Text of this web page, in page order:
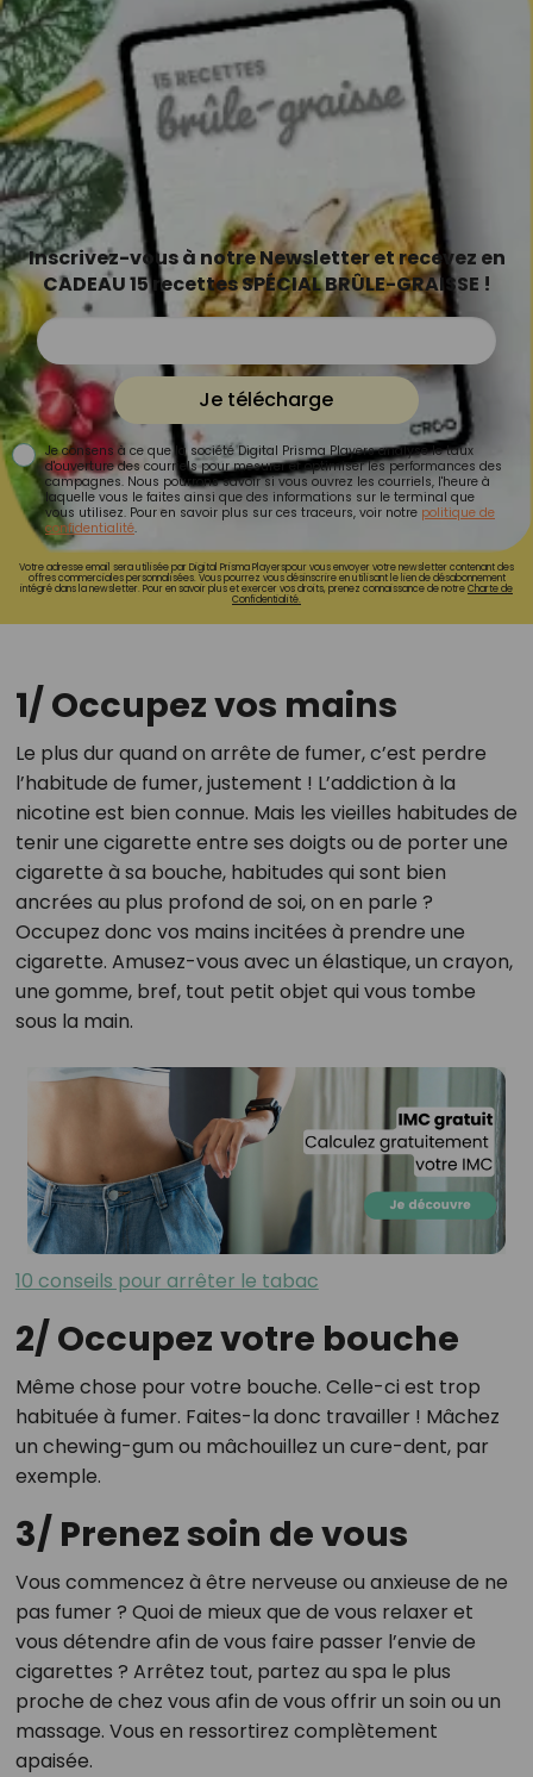
Inscrivez-vous à notre Newsletter et recevez en
CADEAU 15 recettes SPÉCIAL BRÛLE-GRAISSE !
Je télécharge
Je consens à ce que la société Digital Prisma Players analyse le taux
d'ouverture des courriels pour mesurer et optimiser les performances des
campagnes. Nous pourrons savoir si vous ouvrez les courriels, l'heure à
laquelle vous le faites ainsi que des informations sur le terminal que
vous utilisez. Pour en savoir plus sur ces traceurs, voir notre politique de
confidentialité.
Votre adresse email sera utilisée par Digital Prisma Playerspour vous envoyer votre newsletter contenant des
offres commerciales personnalisées. Vous pourrez vous désinscrire en utilisant le lien de désabonnement
intégré dans la newsletter. Pour en savoir plus et exercer vos droits, prenez connaissance de notreCharte de
Confidentialité.
1/ Occupez vos mains
Le plus dur quand on arrête de fumer, c’est perdre
l’habitude de fumer, justement ! L’addiction à la
nicotine est bien connue. Mais les vieilles habitudes de
tenir une cigarette entre ses doigts ou de porter une
cigarette à sa bouche, habitudes qui sont bien
ancrées au plus profond de soi, on en parle ?
Occupez donc vos mains incitées à prendre une
cigarette. Amusez-vous avec un élastique, un crayon,
une gomme, bref, tout petit objet qui vous tombe
sous la main.
10 conseils pour arrêter le tabac
2/ Occupez votre bouche
Même chose pour votre bouche. Celle-ci est trop
habituée à fumer. Faites-la donc travailler ! Mâchez
un chewing-gum ou mâchouillez un cure-dent, par
exemple.
3/ Prenez soin de vous
Vous commencez à être nerveuse ou anxieuse de ne
pas fumer ? Quoi de mieux que de vous relaxer et
vous détendre afin de vous faire passer l’envie de
cigarettes ? Arrêtez tout, partez au spa le plus
proche de chez vous afin de vous offrir un soin ou un
massage. Vous en ressortirez complètement
apaisée.